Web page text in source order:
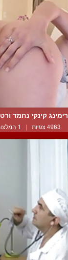
רימינג קינקי נחמד
4963 צפיות | 1 המלצות